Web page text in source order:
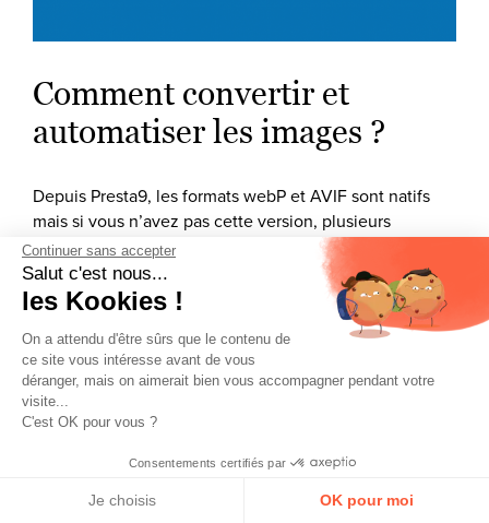
Comment convertir et
automatiser les images ?
Depuis Presta9, les formats webP et AVIF sont natifs
mais si vous n’avez pas cette version, plusieurs
solutions s’offrent à vous :
Modules PrestaShop
Plugins comme ImageMagick, TinyPNG ou
PrestaShop WebP Converter automatisent la
conversion et la compression à l’upload.
Conversion manuelle ou batch
visuels, des outils en ligne ou scripts (comme
Continuer sans accepter
Salut c'est nous...
les Kookies !
On a attendu d'être sûrs que le contenu de
ce site vous intéresse avant de vous
déranger, mais on aimerait bien vous accompagner pendant votre
visite...
C'est OK pour vous ?
Consentements certifiés par
Je choisis OK pour moi